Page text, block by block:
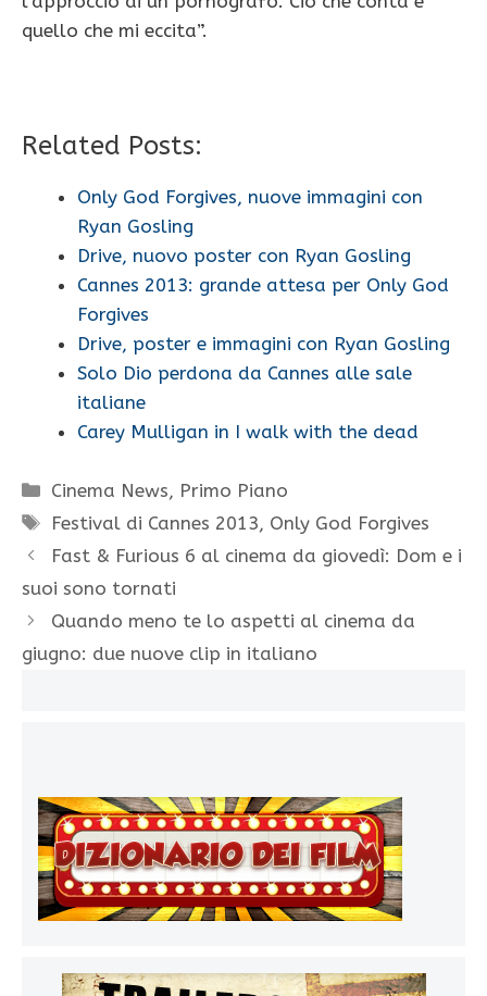
quello che mi eccita”.
Related Posts:
Only God Forgives, nuove immagini con
Ryan Gosling
Drive, nuovo poster con Ryan Gosling
Cannes 2013: grande attesa per Only God
Forgives
Drive, poster e immagini con Ryan Gosling
Solo Dio perdona da Cannes alle sale
italiane
Carey Mulligan in I walk with the dead
Categorie
Cinema News, Primo Piano
Tag
Festival di Cannes 2013, Only God Forgives
Fast & Furious 6 al cinema da giovedì: Dom e i
suoi sono tornati
Quando meno te lo aspetti al cinema da
giugno: due nuove clip in italiano